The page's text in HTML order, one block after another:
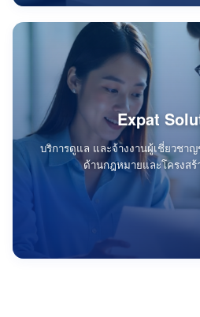
Expat
บริการดูแล และจ้างงานผู้เชี่ยวชา
ด้านกฎหมายและโครงสร้